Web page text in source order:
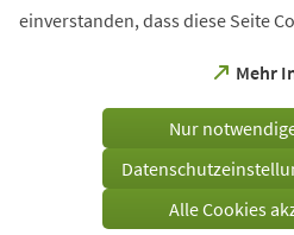
einverstanden, dass diese Seite
Mehr
(Öffnet
einem
Tab)
Nur
Alle Cookies